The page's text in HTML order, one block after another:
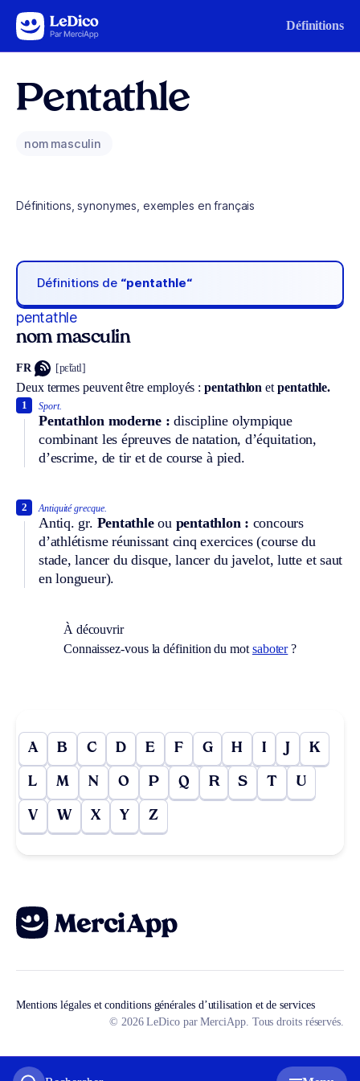
Aller au contenu Définitions
Pentathle
nom masculin
Définitions, synonymes, exemples en français
Définitions de “pentathle“
pentathle
nom masculin
FR [pɛ̃tatl]
Deux termes peuvent être employés :pentathlon etpentathle.
Sport.
Pentathlon moderne :discipline olympique
combinant les épreuves de natation, d’équitation,
d’escrime, de tir et de course à pied.
1
Antiquité grecque.
Antiq. gr. Pentathleou pentathlon : concours
d’athlétisme réunissant cinq exercices (course du
stade, lancer du disque, lancer du javelot, lutte et saut
en longueur).
2
À découvrir
Connaissez-vous la définition du mot saboter?
A B C D E F G H I J K
L M N O P Q R S T U
V W X Y Z
Mentions légales et conditions générales d’utilisation et de services
© 2026 LeDico par MerciApp. Tous droits réservés.